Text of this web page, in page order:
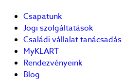
Csapatunk
Jogi szolgáltatások
Családi vállalat tanácsadás
MyKLART
Rendezvényeink
Blog